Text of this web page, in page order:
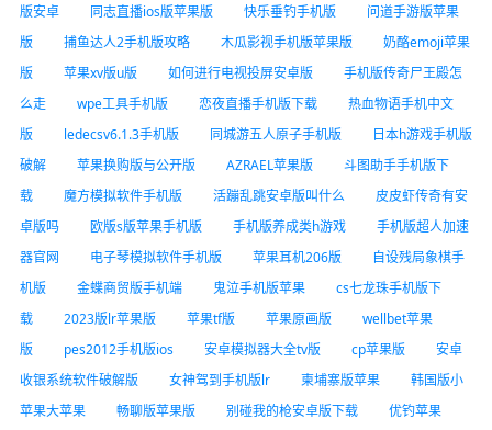
版安卓
同志直播ios版苹果版 快乐垂钓手机版
问道手游版苹果
版
捕鱼达人2手机版攻略 木瓜影视手机版苹果版
奶酪emoji苹果
版
苹果xv版u版 如何进行电视投屏安卓版
手机版传奇尸王殿怎
么走
wpe工具手机版 恋夜直播手机版下载
热血物语手机中文
版
ledecsv6.1.3手机版 同城游五人原子手机版
日本h游戏手机版
破解
苹果换购版与公开版 AZRAEL苹果版
斗图助手手机版下
载
魔方模拟软件手机版 活蹦乱跳安卓版叫什么
皮皮虾传奇有安
卓版吗
欧版s版苹果手机版 手机版养成类h游戏
手机版超人加速
器官网
电子琴模拟软件手机版 苹果耳机206版
自设残局象棋手
机版
金蝶商贸版手机端 鬼泣手机版苹果
cs七龙珠手机版下
载
2023版lr苹果版 苹果tf版 苹果原画版
wellbet苹果
版
pes2012手机版ios 安卓模拟器大全tv版 cp苹果版
安卓
收银系统软件破解版
女神驾到手机版lr 柬埔寨版苹果
韩国版小
苹果大苹果
畅聊版苹果版 别碰我的枪安卓版下载
优钓苹果